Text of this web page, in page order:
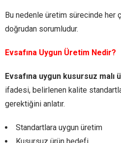
Bu nedenle üretim sürecinde her
doğrudan sorumludur.
Evsafına Uygun Üretim Nedir?
Evsafına uygun kusursuz
ifadesi, belirlenen kalite
gerektiğini anlatır.
Standartlara uygun üretim